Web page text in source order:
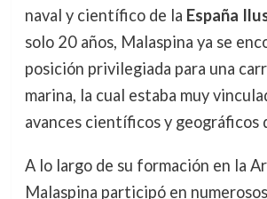
naval y científico de la España
solo 20 años, Malaspina ya se
posición privilegiada para una
marina, la cual estaba muy
avances científicos y geográficos
A lo largo de su formación en la
Malaspina participó en